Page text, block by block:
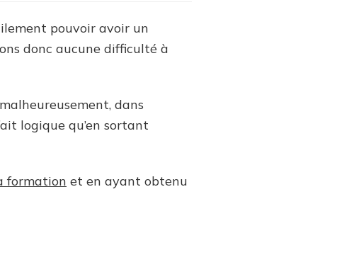
pouvoir avoir un
donc aucune difficulté à
dans
logique qu’en sortant
formation et en ayant obtenu